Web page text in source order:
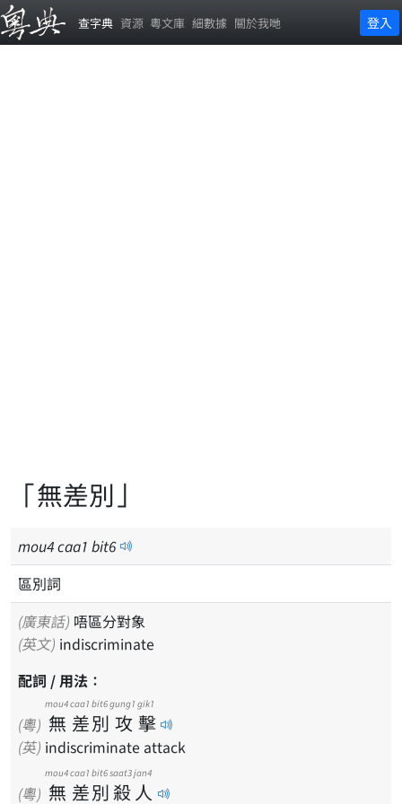
查字典 資源 粵文庫 細數據 關於我哋 登入
「無差別」
mou4caa1 bit6
區別詞
(廣東話) 唔區分對象
(英文) indiscriminate
配詞 / 用法：
(粵) 無
mou4
差
caa1
別
bit6
攻
gung1
擊
gik1
(英) indiscriminate attack
(粵) 無
mou4
差
caa1
別
bit6
殺
saat3
人
jan4